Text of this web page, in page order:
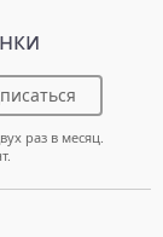
раз в месяц.